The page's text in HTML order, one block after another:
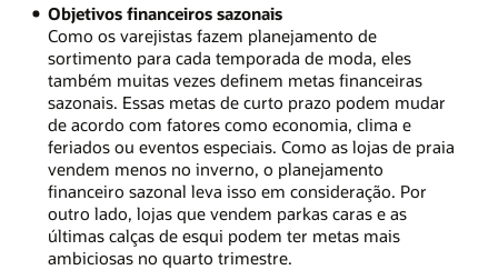
Objetivos financeiros sazonais
Como os varejistas fazem planejamento de
sortimento para cada temporada de moda, eles
também muitas vezes definem metas financeiras
sazonais. Essas metas de curto prazo podem mudar
de acordo com fatores como economia, clima e
feriados ou eventos especiais. Como as lojas de praia
vendem menos no inverno, o planejamento
financeiro sazonal leva isso em consideração. Por
outro lado, lojas que vendem parkas caras e as
últimas calças de esqui podem ter metas mais
ambiciosas no quarto trimestre.